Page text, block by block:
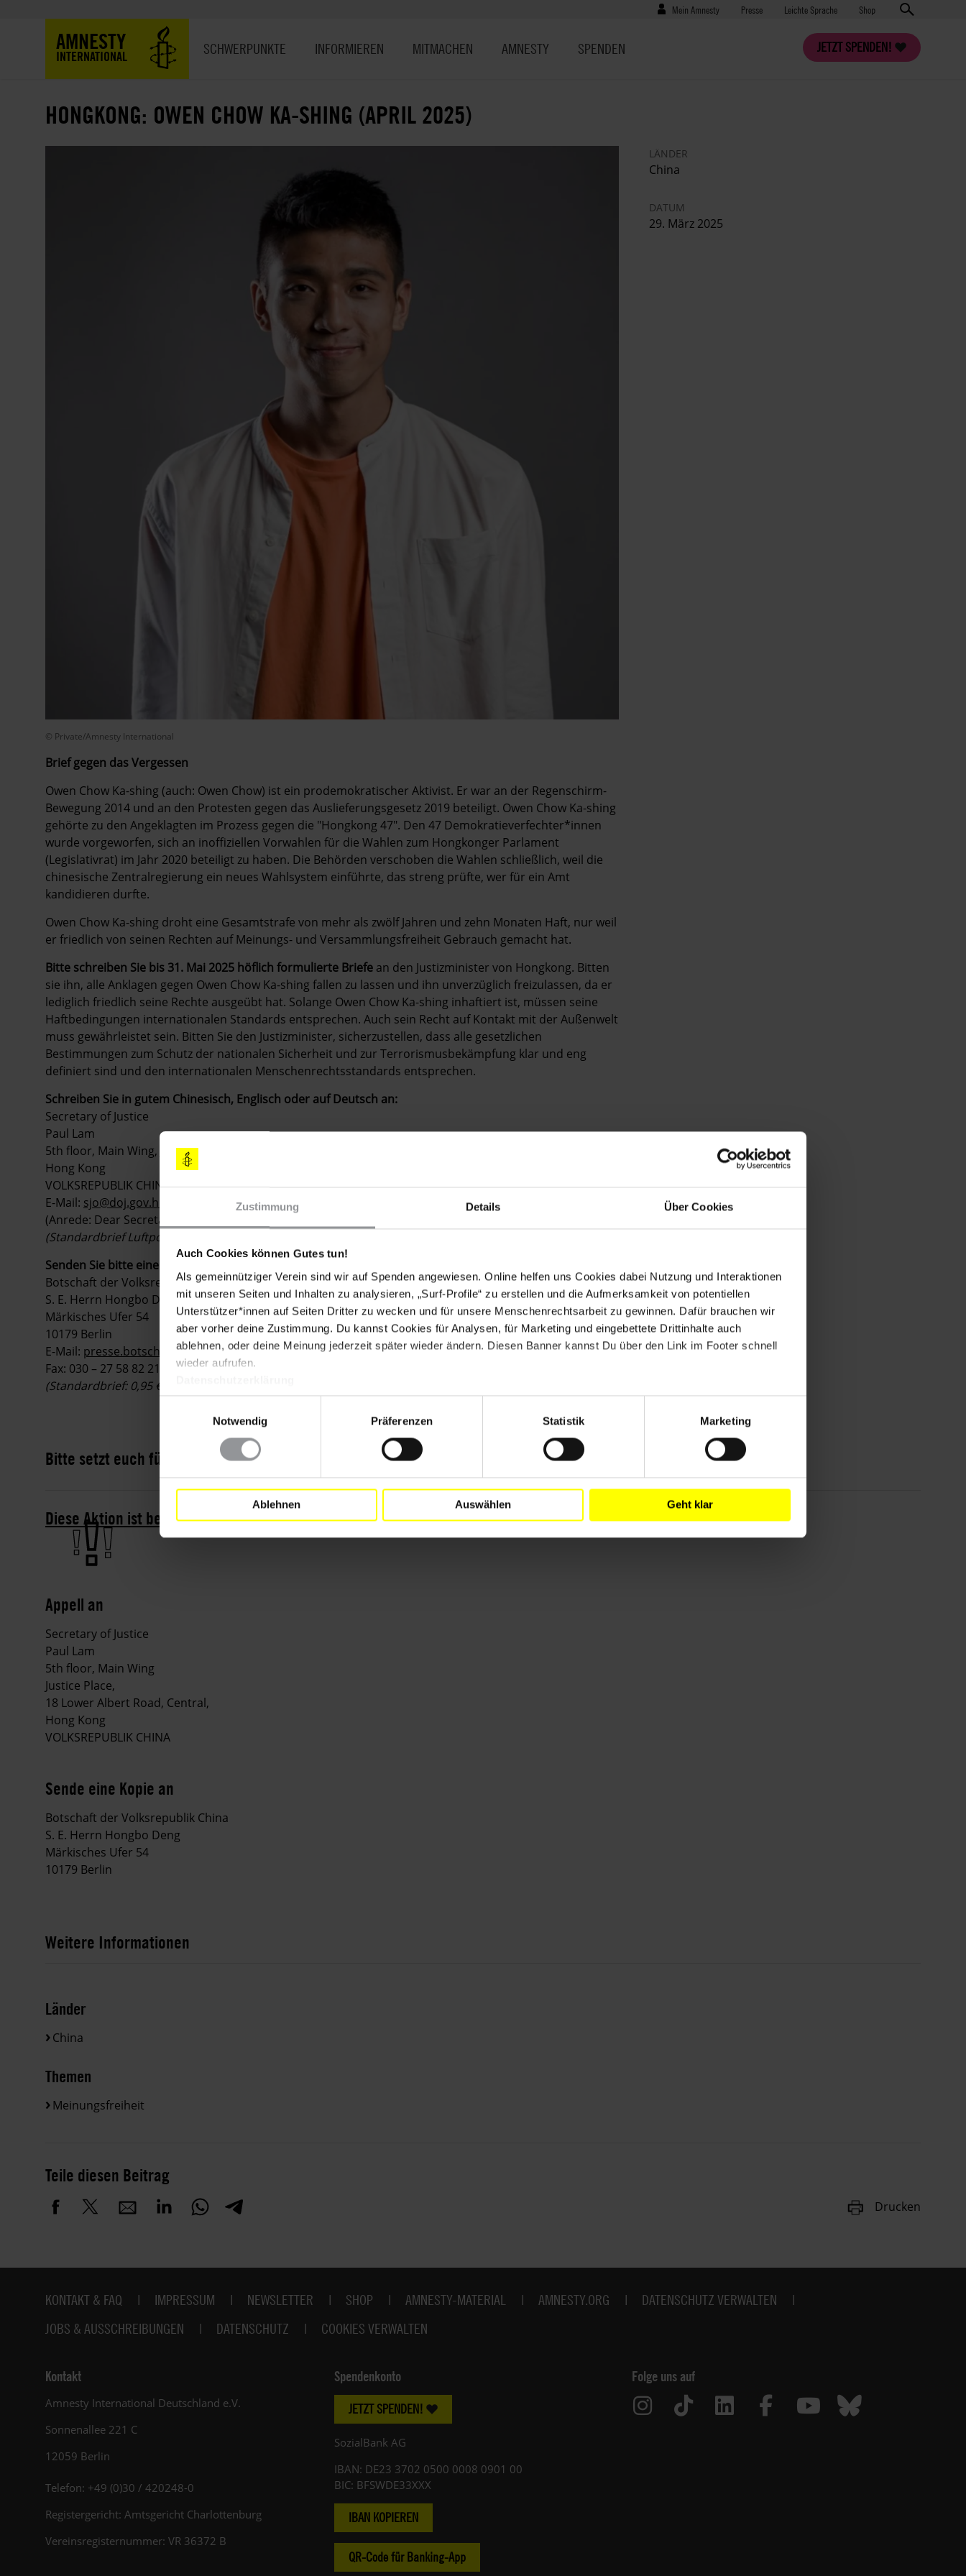
Zustimmung Details Über Cookies
Auch Cookies können Gutes tun!
Als gemeinnütziger Verein sind wir auf Spenden angewiesen. Online helfen uns Cookies dabei Nutzung und Interaktionen
mit unseren Seiten und Inhalten zu analysieren, „Surf-Profile“ zu erstellen und die Aufmerksamkeit von potentiellen
Unterstützer*innen auf Seiten Dritter zu wecken und für unsere Menschenrechtsarbeit zu gewinnen. Dafür brauchen wir
aber vorher deine Zustimmung. Du kannst Cookies für Analysen, für Marketing und eingebettete Drittinhalte auch
ablehnen, oder deine Meinung jederzeit später wieder ändern. Diesen Banner kannst Du über den Link im Footer schnell
wieder aufrufen.
Notwendig
Präferenzen Statistik Marketing
Ablehnen Auswählen Geht klar
Benutzermenü
Mein Amnesty Presse
Presse Leichte Sprache Shop
AMNESTY
INTERNATIONAL
JETZT SPENDEN!
SCHWERPUNKTE INFORMIEREN MITMACHEN AMNESTY SPENDEN
HONGKONG: OWEN CHOW KA-SHING (APRIL 2025)
© Private/Amnesty International
Brief gegen das Vergessen
Owen Chow Ka-shing (auch: Owen Chow) ist ein prodemokratischer Aktivist. Er war an der Regenschirm-
Bewegung 2014 und an den Protesten gegen das Auslieferungsgesetz 2019 beteiligt. Owen Chow Ka-shing
gehörte zu den Angeklagten im Prozess gegen die "Hongkong 47". Den 47 Demokratieverfechter*innen
wurde vorgeworfen, sich an inoffiziellen Vorwahlen für die Wahlen zum Hongkonger Parlament
(Legislativrat) im Jahr 2020 beteiligt zu haben. Die Behörden verschoben die Wahlen schließlich, weil die
chinesische Zentralregierung ein neues Wahlsystem einführte, das streng prüfte, wer für ein Amt
kandidieren durfte.
Owen Chow Ka-shing droht eine Gesamtstrafe von mehr als zwölf Jahren und zehn Monaten Haft, nur weil
er friedlich von seinen Rechten auf Meinungs- und Versammlungsfreiheit Gebrauch gemacht hat.
Bitte schreiben Sie bis 31. Mai 2025 höflich formulierte Briefe an den Justizminister von Hongkong. Bitten
sie ihn, alle Anklagen gegen Owen Chow Ka-shing fallen zu lassen und ihn unverzüglich freizulassen, da er
lediglich friedlich seine Rechte ausgeübt hat. Solange Owen Chow Ka-shing inhaftiert ist, müssen seine
Haftbedingungen internationalen Standards entsprechen. Auch sein Recht auf Kontakt mit der Außenwelt
muss gewährleistet sein. Bitten Sie den Justizminister, sicherzustellen, dass alle gesetzlichen
Bestimmungen zum Schutz der nationalen Sicherheit und zur Terrorismusbekämpfung klar und eng
definiert sind und den internationalen Menschenrechtsstandards entsprechen.
Schreiben Sie in gutem Chinesisch, Englisch oder auf Deutsch an:
Secretary of Justice
Paul Lam
5th floor, Main Wing, Justice Place, 18 Lower Albert Road, Central,
Hong Kong
VOLKSREPUBLIK CHINA
E-Mail: sjo@doj.gov.hk
(Anrede: Dear Secretary of Justice / Sehr geehrter Herr Minister)
(Standardbrief Luftpost bis 20 g: 1,25 €)
Senden Sie bitte eine Kopie Ihres Schreibens an
Botschaft der Volksrepublik China
S. E. Herrn Hongbo Deng
Märkisches Ufer 54
10179 Berlin
E-Mail: presse.botschaftchina@gmail.comoderde@mofcom.gov.cn
Fax: 030 – 27 58 82 21
(Standardbrief: 0,95 €)
LÄNDER
China
DATUM
29. März 2025
Bitte setzt euch für Owen Chow Ka-shing ein!
Diese Aktion ist beendet. Hier geht es zu aktuellen Briefen gegen das Vergessen. Handle sofort!
Appell an
Secretary of Justice
Paul Lam
5th floor, Main Wing
Justice Place,
18 Lower Albert Road, Central,
Hong Kong
VOLKSREPUBLIK CHINA
Sende eine Kopie an
Botschaft der Volksrepublik China
S. E. Herrn Hongbo Deng
Märkisches Ufer 54
10179 Berlin
Weitere Informationen
Länder
China
Themen
Meinungsfreiheit
Teile diesen Beitrag
Drucken
Fußbereich
KONTAKT & FAQ IMPRESSUM NEWSLETTER SHOP AMNESTY-MATERIAL AMNESTY.ORG
DATENSCHUTZ VERWALTEN
JOBS & AUSSCHREIBUNGEN
DATENSCHUTZ COOKIES VERWALTEN
Kontakt
Amnesty International Deutschland e.V.
Sonnenallee 221 C
12059 Berlin
Telefon: +49 (0)30 / 420248-0
Registergericht: Amtsgericht Charlottenburg
Vereinsregisternummer: VR 36372 B
Spendenkonto
JETZT SPENDEN!
SozialBank AG
IBAN: DE23 3702 0500 0008 0901 00
BIC: BFSWDE33XXX
IBAN KOPIEREN
QR-Code für Banking-App
Folge uns auf